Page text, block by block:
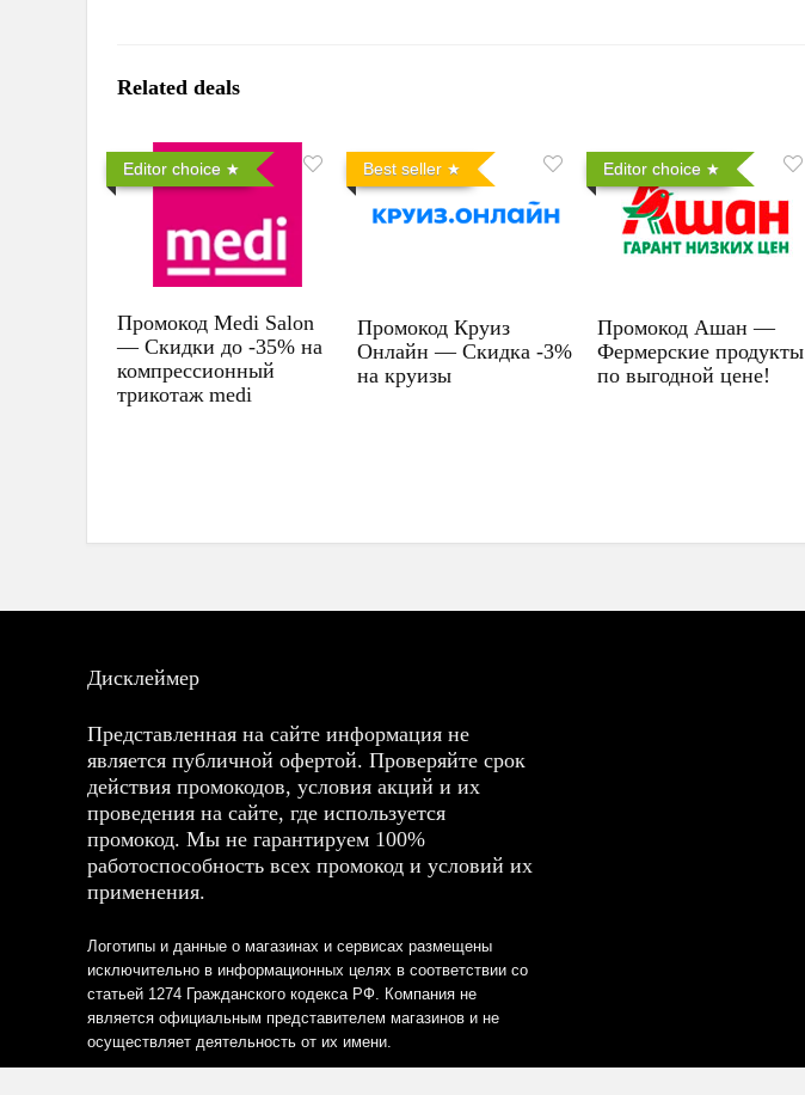
Related deals
Editor choice
Промокод Medi Salon
— Скидки до -35% на
компрессионный
трикотаж medi
Best seller
Промокод Круиз
Онлайн — Скидка -3%
на круизы
Editor choice
Промокод Ашан —
Фермерские продукты
по выгодной цене!
Дисклеймер
Представленная на сайте информация не
является публичной офертой. Проверяйте срок
действия промокодов, условия акций и их
проведения на сайте, где используется
промокод. Мы не гарантируем 100%
работоспособность всех промокод и условий их
применения.
Логотипы и данные о магазинах и сервисах размещены
исключительно в информационных целях в соответствии со
статьей 1274 Гражданского кодекса РФ. Компания не
является официальным представителем магазинов и не
осуществляет деятельность от их имени.